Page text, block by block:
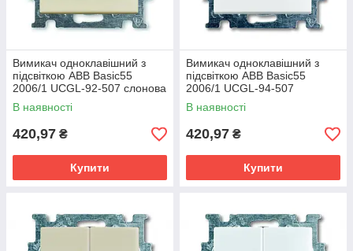
Вимикач одноклавішний з
підсвіткою ABB Basic55
2006/1 UCGL-92-507 слонова
кістка
В наявності
420,97 ₴
Купити
Вимикач одноклавішний з
підсвіткою ABB Basic55
2006/1 UCGL-94-507
альпійський білий
В наявності
420,97 ₴
Купити